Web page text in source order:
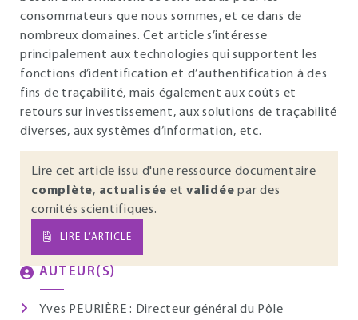
consommateurs que nous sommes, et ce dans de
nombreux domaines. Cet article s’intéresse
principalement aux technologies qui supportent les
fonctions d’identification et d’authentification à des
fins de traçabilité, mais également aux coûts et
retours sur investissement, aux solutions de traçabilité
diverses, aux systèmes d’information, etc.
Lire cet article issu d'une ressource documentaire
complète, actualisée et validée par des
comités scientifiques.
LIRE L’ARTICLE
AUTEUR(S)
Yves PEURIÈRE : Directeur général du Pôle